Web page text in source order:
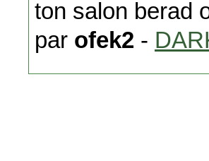
ton salon berad
par ofek2 -